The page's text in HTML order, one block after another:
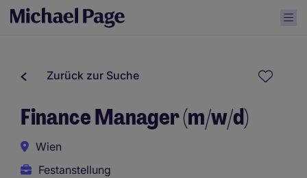
Zurück zur Suche
Finance Manager (m/w/d)
Wien
Festanstellung